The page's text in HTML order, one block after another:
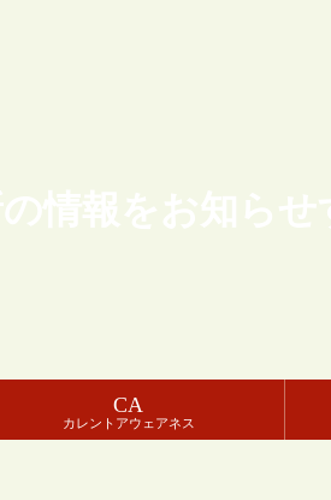
情報をお知ら
CA
カレントアウェアネス